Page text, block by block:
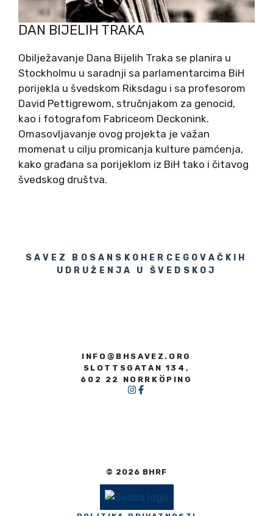
DAN BIJELIH TRAKA
Obilježavanje Dana Bijelih Traka se planira u
Stockholmu u saradnji sa parlamentarcima BiH
porijekla u švedskom Riksdagu i sa profesorom
David Pettigrewom, stručnjakom za genocid,
kao i fotografom Fabriceom Deckonink.
Omasovljavanje ovog projekta je važan
momenat u cilju promicanja kulture pamćenja,
kako građana sa porijeklom iz BiH tako i čitavog
švedskog društva.
SAVEZ BOSANSKOHERCEGOVAČKIH
UDRUŽENJA U ŠVEDSKOJ
INFO@BHSAVEZ.ORG
SLOTTSGATAN 134,
602 22 NORRKÖPING
© 2026 BHRF